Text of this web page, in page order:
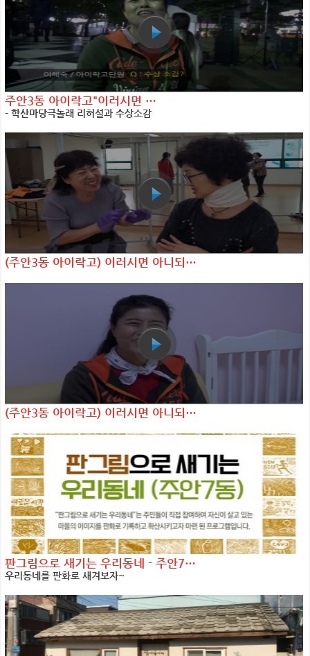
주안3동 아이락고"이러시면 …
- 학산마당극놀래 리허설과 수상소감
(주안3동 아이락고) 이러시면 아니되…
(주안3동 아이락고) 이러시면 아니되…
판그림으로 새기는 우리동네 - 주안7…
우리동네를 판화로 새겨보자~